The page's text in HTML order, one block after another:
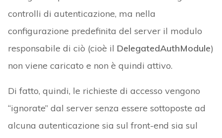
controlli di autenticazione, ma nella
configurazione predefinita del server il modulo
responsabile di ciò (cioè il DelegatedAuthModule)
non viene caricato e non è quindi attivo.
Di fatto, quindi, le richieste di accesso vengono
“ignorate” dal server senza essere sottoposte ad
alcuna autenticazione sia sul front-end sia sul